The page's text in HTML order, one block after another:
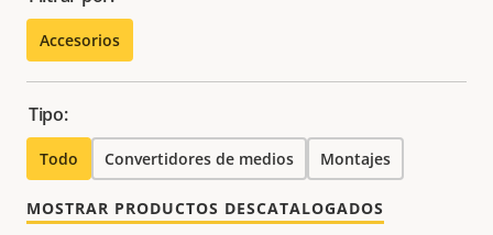
Accesorios
Tipo:
Todo Convertidores de medios Montajes
MOSTRAR PRODUCTOS DESCATALOGADOS